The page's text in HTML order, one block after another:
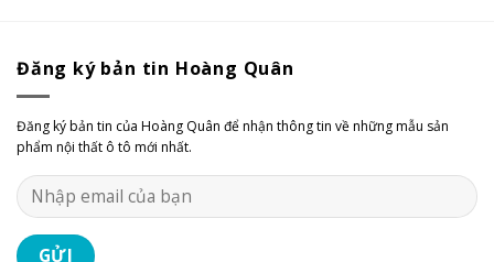
Đăng ký bản tin Hoàng Quân
Đăng ký bản tin của Hoàng Quân để nhận thông tin về những mẫu sản
phẩm nội thất ô tô mới nhất.